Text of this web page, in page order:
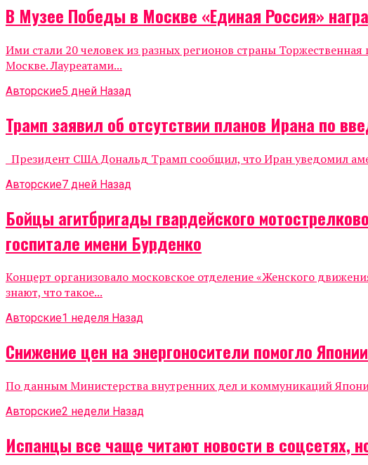
В Музее Победы в Москве «Единая Россия»
Ими стали 20 человек из разных регионов страны
Москве. Лауреатами...
Авторские5 дней Назад
Трамп заявил об отсутствии планов Ирана по
Президент США Дональд Трамп сообщил, что Иран уведомил
Авторские7 дней Назад
Бойцы агитбригады гвардейского
госпитале имени Бурденко
Концерт организовало московское отделение «Женского
знают, что такое...
Авторские1 неделя Назад
Снижение цен на энергоносители помогло
По данным Министерства внутренних дел и коммуникаций
Авторские2 недели Назад
Испанцы все чаще читают новости в соцсетях,